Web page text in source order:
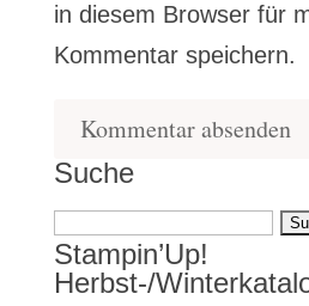
in diesem Browser für
Kommentar speichern.
Suche
Suchen
nach:
Stampin’Up!
Herbst-/